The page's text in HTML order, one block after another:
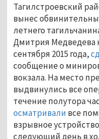
Тагилстроевский
вынес
летнего
Дмитрия Медведева
сентября 2015 года,
сообщение о
вокзала. На место
выдвинулись все
течение полутора
осматривали все
взрывное
следующий день в